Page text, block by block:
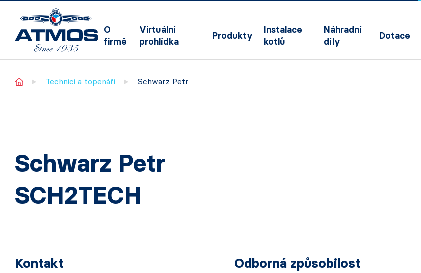
O
firmě
Virtuální
prohlídka
Produkty
Instalace
kotlů
Náhradní
díly
Dotace
Home Technici a topenáři Schwarz Petr
Schwarz Petr
SCH2TECH
Kontakt Odborná způsobilost